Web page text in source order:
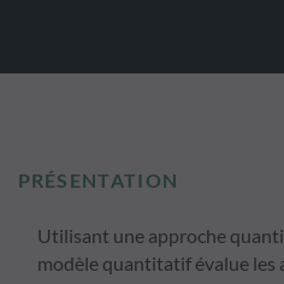
PRÉSENTATION
Utilisant une approche
modèle quantitatif évalue les